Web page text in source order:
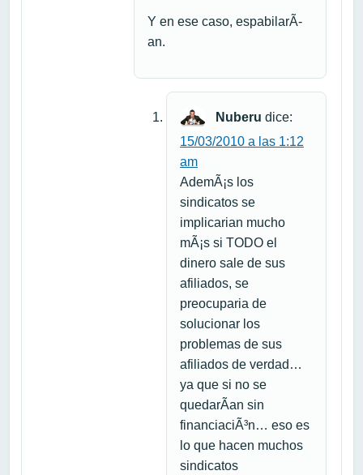
Y en ese caso, espabilarÃ­
an.
Nuberu dice:
15/03/2010 a las 1:12
am
AdemÃ¡s los
sindicatos se
implicarian mucho
mÃ¡s si TODO el
dinero sale de sus
afiliados, se
preocuparia de
solucionar los
problemas de sus
afiliados de verdad…
ya que si no se
quedarÃ­an sin
financiaciÃ³n… eso es
lo que hacen muchos
sindicatos